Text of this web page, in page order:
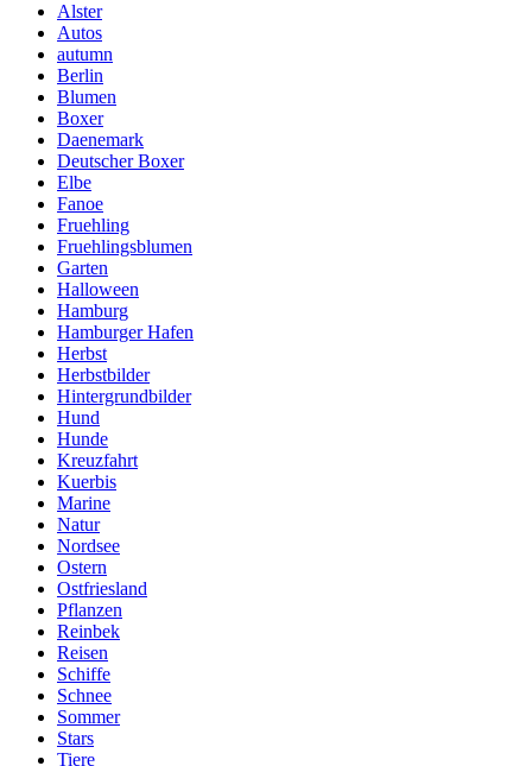
Alster
Autos
autumn
Berlin
Blumen
Boxer
Daenemark
Deutscher Boxer
Elbe
Fanoe
Fruehling
Fruehlingsblumen
Garten
Halloween
Hamburg
Hamburger Hafen
Herbst
Herbstbilder
Hintergrundbilder
Hund
Hunde
Kreuzfahrt
Kuerbis
Marine
Natur
Nordsee
Ostern
Ostfriesland
Pflanzen
Reinbek
Reisen
Schiffe
Schnee
Sommer
Stars
Tiere